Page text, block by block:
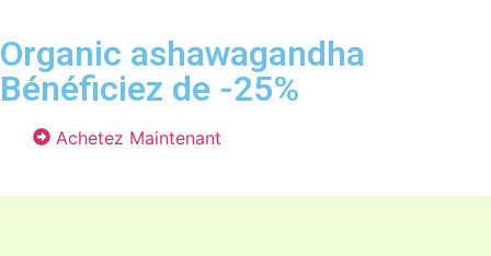
Organic ashawagandha
Bénéficiez de -25%
Achetez Maintenant